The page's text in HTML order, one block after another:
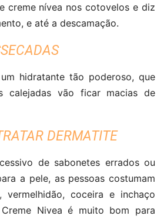
creme nívea nos cotovelos e diz
e até a descamação.
hidratante tão poderoso, que
calejadas vão ficar macias de
DERMATITE
de sabonetes errados ou
a pele, as pessoas costumam
vermelhidão, coceira e inchaço
Nivea é muito bom para